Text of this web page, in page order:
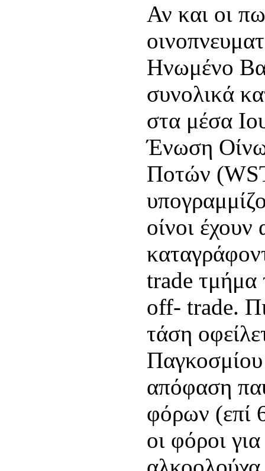
Αν και οι
Ηνωμένο
συνολικά
στα μέσα
Ένωση
Ποτών
οίνοι έχουν
trade τμήμα
off- trade.
τάση
απόφαση
φόρων (επί
οι φόροι